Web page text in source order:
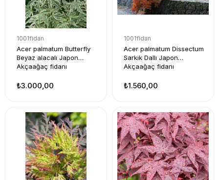
1001fidan
Acer palmatum Butterfly
Beyaz alacalı Japon
Akçaağaç fidanı
₺3.000,00
1001fidan
Acer palmatum Dissectum
Sarkık Dallı Japon
Akçaağaç fidanı
₺1.560,00